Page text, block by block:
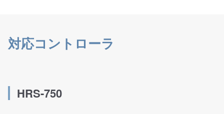
対応コントローラ
HRS-750